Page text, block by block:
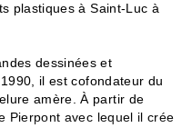
plastiques à Saint-Luc à
dessinées et
il est cofondateur du
amère. À partir de
Pierpont avec lequel il crée